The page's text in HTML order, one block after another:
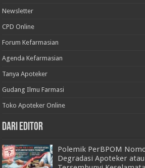
Newsletter
CPD Online
Forum Kefarmasian
Agenda Kefarmasian
Tanya Apoteker
Gudang Ilmu Farmasi
Toko Apoteker Online
Dari Editor
Polemik PerBPOM
Degradasi Apoteker